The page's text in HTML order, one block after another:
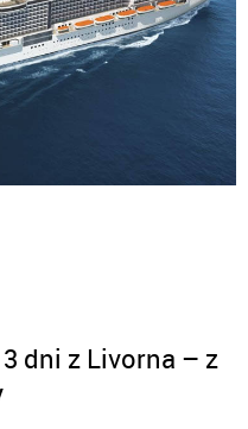
dni z Livorna – z